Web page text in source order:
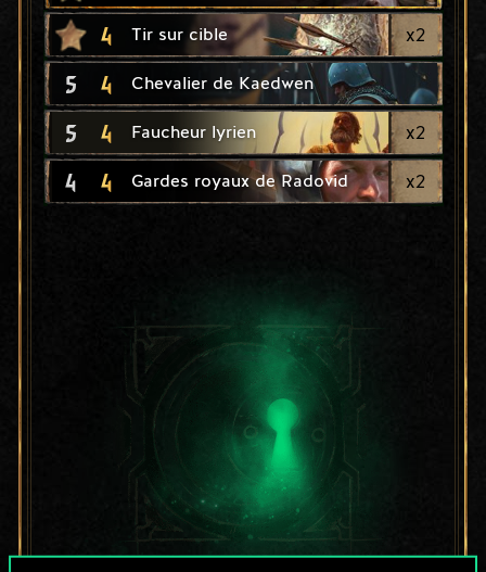
4 Tir sur cible x2
5 4 Chevalier de Kaedwen
5 4 Faucheur lyrien x2
4 4 Gardes royaux de Radovid x2